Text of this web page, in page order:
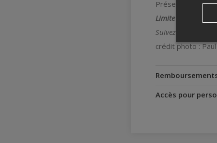
Présenté dans le
Limite de 2 billets
Suivez-nous sur
crédit photo :
Accès pour